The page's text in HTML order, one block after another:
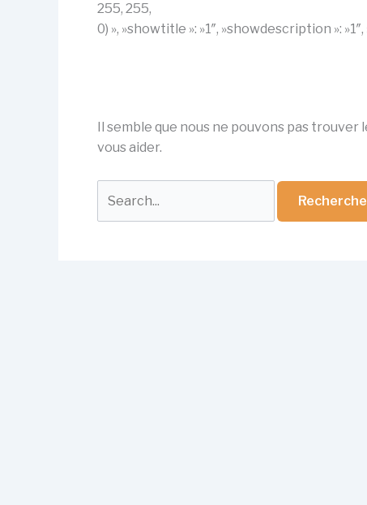
255, 255,
0) », »showtitle »: »1″, »showdescription »:
Il semble que nous ne pouvons pas
vous aider.